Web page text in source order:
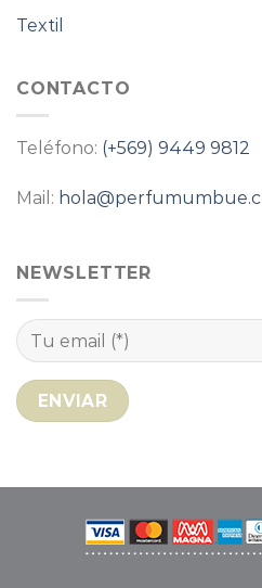
Textil
CONTACTO
Teléfono: (+569) 9449 9812
Mail: hola@perfumumbue.cl
NEWSLETTER